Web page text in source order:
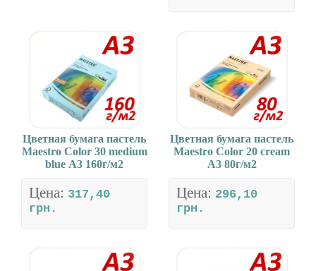
Цветная бумага пастель
Maestro Color 30 medium
blue А3 160г/м2
Цена: 317,40
грн.
Цветная бумага пастель
Maestro Color 20 cream
А3 80г/м2
Цена: 296,10
грн.